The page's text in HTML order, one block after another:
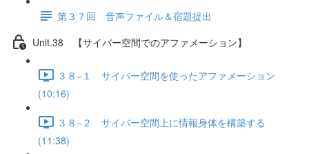
第３７回 音声ファイル＆宿題提出
Unit.38 【サイバー空間でのアファメーション】
３８−１ サイバー空間を使ったアファメーション
(10:16)
３８−２ サイバー空間上に情報身体を構築する
(11:38)